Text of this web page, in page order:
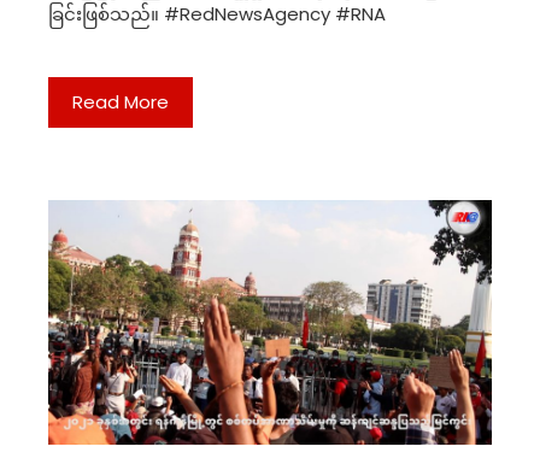
ခြင်းဖြစ်သည်။ #RedNewsAgency #RNA
Read More